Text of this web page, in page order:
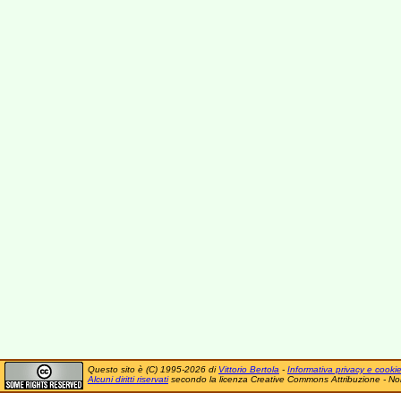
Questo sito è (C) 1995-2026 di Vittorio Bertola - Informativa privacy e cookie
Alcuni diritti riservatisecondo la licenza Creative Commons Attribuzione -